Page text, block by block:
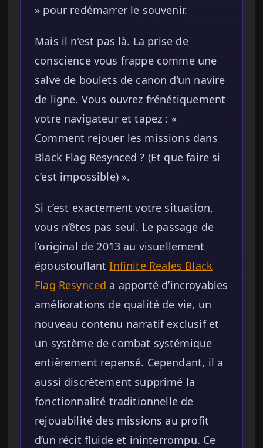
» pour redémarrer le souvenir.
Mais il n’est pas là. La prise de
conscience vous frappe comme une
salve de boulets de canon d’un navire
de ligne. Vous ouvrez frénétiquement
votre navigateur et tapez : «
Comment rejouer les missions dans
Black Flag Resynced ? (Et que faire si
c’est impossible) ».
Si c’est exactement votre situation,
vous n’êtes pas seul. Le passage de
l’original de 2013 au visuellement
époustouflantInfinite Reales Black
Flag Resynced a apporté d’incroyables
améliorations de qualité de vie, un
nouveau contenu narratif exclusif et
un système de combat systémique
entièrement repensé. Cependant, il a
aussi discrètement supprimé la
fonctionnalité traditionnelle de
rejouabilité des missions au profit
d’un récit fluide et ininterrompu. Ce